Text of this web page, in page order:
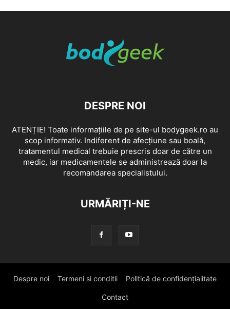
DESPRE NOI
ATENȚIE! Toate informațiile de pe site-ul bodygeek.ro au
scop informativ. Indiferent de afecțiune sau boală,
tratamentul medical trebuie prescris doar de către un
medic, iar medicamentele se administrează doar la
recomandarea specialistului.
URMĂRIȚI-NE
Despre noi Termeni si conditii Politică de confidențialitate
Contact